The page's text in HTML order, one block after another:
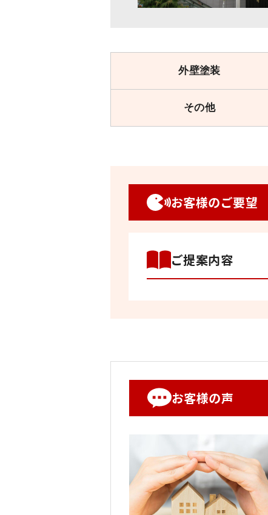
外壁塗装
その他
お客様のご要望
ご提案内容
お客様の声